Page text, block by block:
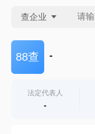
查企业
查企业
查产地
88查 -
法定代表人
-